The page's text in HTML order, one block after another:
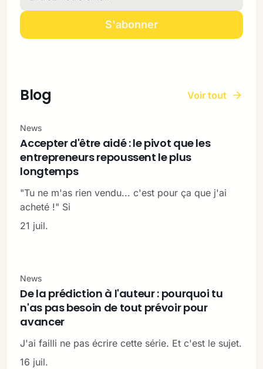
S'abonner
Blog Voir tout
News
Accepter d'être aidé : le pivot que les
entrepreneurs repoussent le plus
longtemps
"Tu ne m'as rien vendu... c'est pour ça que j'ai
acheté !" Si
21 juil.
News
De la prédiction à l'auteur : pourquoi tu
n'as pas besoin de tout prévoir pour
avancer
J'ai failli ne pas écrire cette série. Et c'est le sujet.
16 juil.